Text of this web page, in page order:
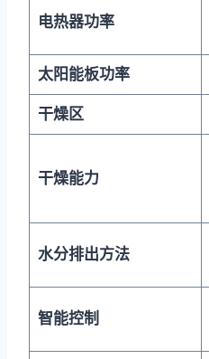
电热器功率
太阳能板功率
干燥区
干燥能力
水分排出方法
智能控制